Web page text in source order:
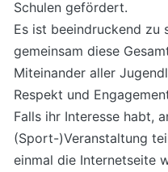
Schulen gefördert.
Es ist beeindruckend zu
gemeinsam diese
Miteinander aller
Respekt und
Falls ihr Interesse habt,
(Sport-)Veranstaltung
einmal die Internetseite